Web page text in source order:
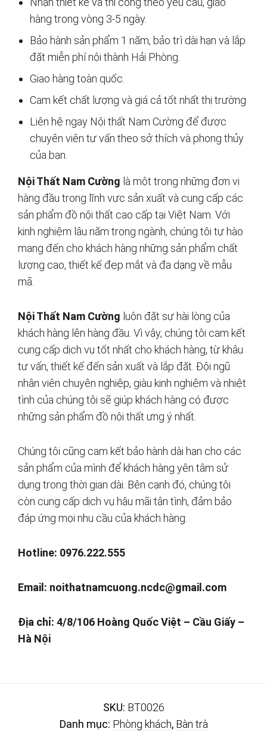
hàng trong vòng 3-5 ngày.
Bảo hành sản phẩm 1 năm, bảo trì dài hạn và lắp
đặt miễn phí nội thành Hải Phòng.
Giao hàng toàn quốc.
Cam kết chất lượng và giá cả tốt nhất thị trường
Liên hệ ngay Nội thất Nam Cường để được
chuyên viên tư vấn theo sở thích và phong thủy
của bạn.
Nội Thất Nam Cường là một trong những đơn vị
hàng đầu trong lĩnh vực sản xuất và cung cấp các
sản phẩm đồ nội thất cao cấp tại Việt Nam. Với
kinh nghiệm lâu năm trong ngành, chúng tôi tự hào
mang đến cho khách hàng những sản phẩm chất
lượng cao, thiết kế đẹp mắt và đa dạng về mẫu
mã.
Nội Thất Nam Cường luôn đặt sự hài lòng của
khách hàng lên hàng đầu. Vì vậy, chúng tôi cam kết
cung cấp dịch vụ tốt nhất cho khách hàng, từ khâu
tư vấn, thiết kế đến sản xuất và lắp đặt. Đội ngũ
nhân viên chuyên nghiệp, giàu kinh nghiệm và nhiệt
tình của chúng tôi sẽ giúp khách hàng có được
những sản phẩm đồ nội thất ưng ý nhất.
Chúng tôi cũng cam kết bảo hành dài hạn cho các
sản phẩm của mình để khách hàng yên tâm sử
dụng trong thời gian dài. Bên cạnh đó, chúng tôi
còn cung cấp dịch vụ hậu mãi tận tình, đảm bảo
đáp ứng mọi nhu cầu của khách hàng.
Hotline: 0976.222.555
Email: noithatnamcuong.ncdc@gmail.com
Địa chỉ: 4/8/106 Hoàng Quốc Việt – Cầu Giấy –
Hà Nội
SKU: BT0026
Danh mục: Phòng khách, Bàn trà